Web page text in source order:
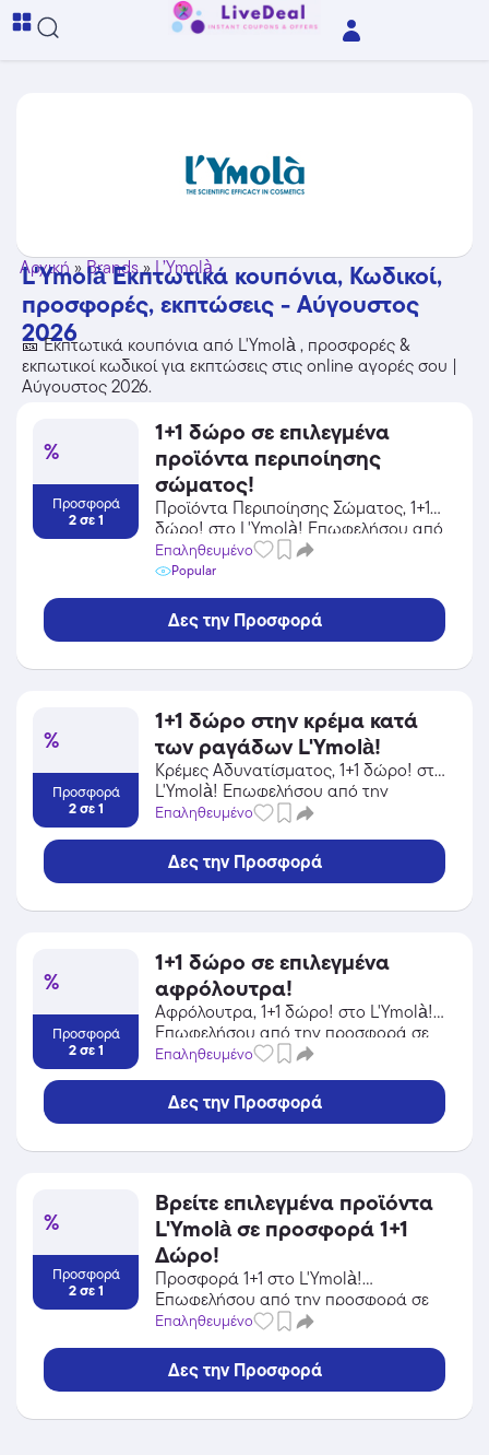
Αρχική»Brands»L’Ymolà
L'Ymolà Εκπτωτικά κουπόνια, Κωδικοί,
προσφορές, εκπτώσεις - Αύγουστος
2026
🎫 Εκπτωτικά κουπόνια από L'Ymolà , προσφορές &
εκπωτικοί κωδικοί για εκπτώσεις στις online αγορές σου |
Αύγουστος 2026.
%
Προσφορά
2 σε 1
1+1 δώρο σε επιλεγμένα
προϊόντα περιποίησης
σώματος!
Προϊόντα Περιποίησης Σώματος, 1+1
δώρο! στο L'Ymolà! Επωφελήσου από
την προσφορά σε Προσωπική
Φροντίδα / Καλλυντικά του L'Ymolà
Επαληθευμένο
Popular
Δες την Προσφορά
%
Προσφορά
2 σε 1
1+1 δώρο στην κρέμα κατά
των ραγάδων L'Ymolà!
Κρέμες Αδυνατίσματος, 1+1 δώρο! στο
L'Ymolà! Επωφελήσου από την
προσφορά σε Προσωπική Φροντίδα /
από τις εκπτώσεις!
Επαληθευμένο
Δες την Προσφορά
%
Προσφορά
2 σε 1
1+1 δώρο σε επιλεγμένα
αφρόλουτρα!
Αφρόλουτρα, 1+1 δώρο! στο L'Ymolà!
Επωφελήσου από την προσφορά σε
Προσωπική Φροντίδα / Καλλυντικά
του L'Ymolà και κέρδισε από τις
εκπτώσεις!
Επαληθευμένο
Δες την Προσφορά
%
Προσφορά
2 σε 1
Βρείτε επιλεγμένα προϊόντα
L'Ymolà σε προσφορά 1+1
Δώρο!
Προσφορά 1+1 στο L'Ymolà!
Επωφελήσου από την προσφορά σε
Προσωπική Φροντίδα / Καλλυντικά
εκπτώσεις!
Επαληθευμένο
Δες την Προσφορά